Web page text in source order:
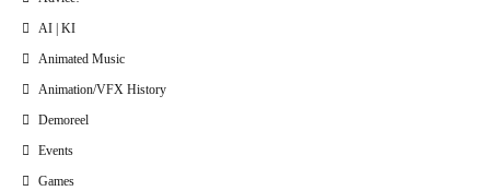
AI | KI
Animated Music
Animation/VFX History
Demoreel
Events
Games